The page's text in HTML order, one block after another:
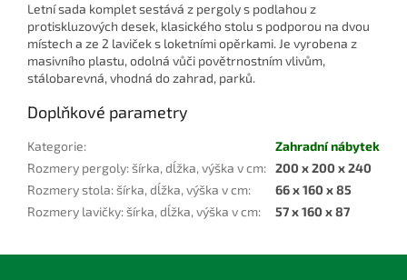
Letní sada komplet sestává z pergoly s podlahou z
protiskluzových desek, klasického stolu s podporou na dvou
místech a ze 2 laviček s loketními opěrkami. Je vyrobena z
masivního plastu, odolná vůči povětrnostním vlivům,
stálobarevná, vhodná do zahrad, parků.
Doplňkové parametry
Kategorie:
Zahradní nábytek
Rozmery pergoly: šírka, dĺžka, výška v cm: 200 x 200 x 240
Rozmery stola: šírka, dĺžka, výška v cm:
66 x 160 x 85
Rozmery lavičky: šírka, dĺžka, výška v cm: 57 x 160 x 87